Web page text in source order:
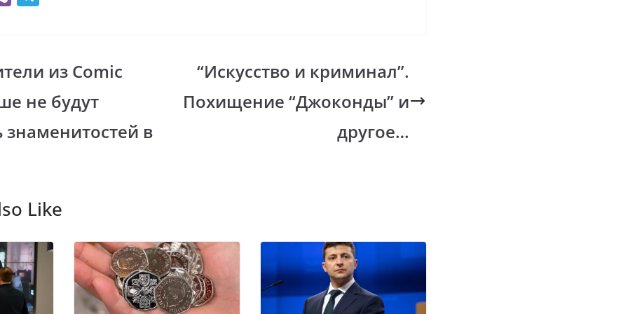
gr
a
m
из Comic
не будут
знаменитостей в
“Искусство и криминал”.
Похищение “Джоконды” и
другое…
Like